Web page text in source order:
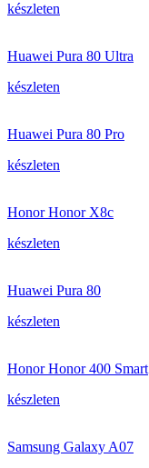
készleten
Huawei Pura 80 Ultra
készleten
Huawei Pura 80 Pro
készleten
Honor Honor X8c
készleten
Huawei Pura 80
készleten
Honor Honor 400 Smart
készleten
Samsung Galaxy A07